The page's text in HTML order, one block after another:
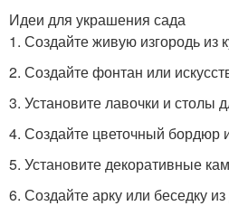
Идеи для украшения сада
1. Создайте живую изгородь из
2. Создайте фонтан или
3. Установите лавочки и столы
4. Создайте цветочный бордюр
5. Установите декоративные
6. Создайте арку или беседку